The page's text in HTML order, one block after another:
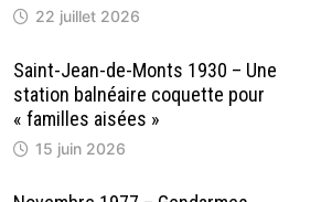
22 juillet 2026
Saint-Jean-de-Monts 1930 – Une
station balnéaire coquette pour
« familles aisées »
15 juin 2026